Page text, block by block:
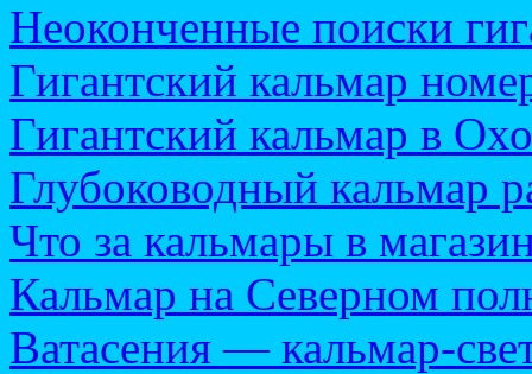
Неоконченные поиски
Гигантский кальмар
Гигантский кальмар в
Глубоководный кальмар
Что за кальмары в
Кальмар на Северном
Ватасения — кальмар-